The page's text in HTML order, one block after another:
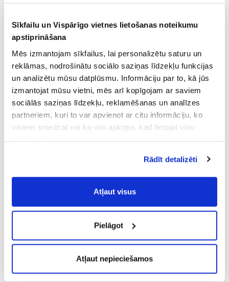
Sīkfailu un Vispārīgo vietnes lietošanas noteikumu
apstiprināšana
Mēs izmantojam sīkfailus, lai personalizētu saturu un
reklāmas, nodrošinātu sociālo saziņas līdzekļu funkcijas
un analizētu mūsu datplūsmu. Informāciju par to, kā jūs
izmantojat mūsu vietni, mēs arī kopīgojam ar saviem
sociālās saziņas līdzekļu, reklamēšanas un analīzes
partneriem, kuri to var apvienot ar citu informāciju, ko
viņiem sniedzat vai ko viņi apkopo, kad lietojat viņu
Vispārīgiem vietnes lietošanas
noteikumiem(saīsināti - VVLN).
Rādīt detalizēti
Atļaut visus
Pielāgot
Atļaut nepieciešamos